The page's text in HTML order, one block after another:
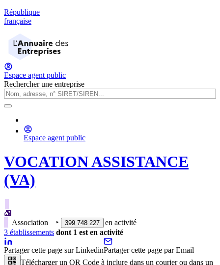
République
française
Espace agent public
Rechercher une entreprise
Espace agent public
VOCATION ASSISTANCE
(VA)
Association ‣ 399 748 227
en activité
3 établissements dont 1 est en activité
Partager cette page sur LinkedinPartager cette page par Email
Télécharger un QR Code à inclure dans un courier ou dans un